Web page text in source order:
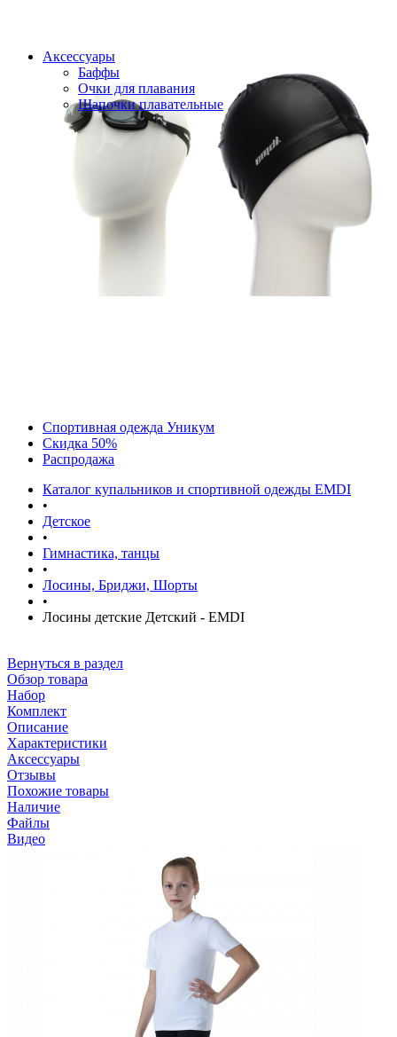
Аксессуары
Баффы
Очки для плавания
Шапочки плавательные
Спортивная одежда Уникум
Скидка 50%
Распродажа
Каталог купальников и спортивной одежды EMDI
•
Детское
•
Гимнастика, танцы
•
Лосины, Бриджи, Шорты
•
Лосины детские Детский - EMDI
Вернуться в раздел
Обзор товара
Набор
Комплект
Описание
Характеристики
Аксессуары
Отзывы
Похожие товары
Наличие
Файлы
Видео